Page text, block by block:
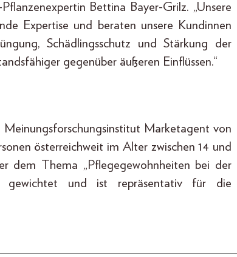
Bettina Bayer-Grilz. „Unsere
Expertise und beraten unsere Kundinnen
Schädlingsschutz und Stärkung der
gegenüber äußeren Einflüssen.“
Marketagent von
österreichweit im Alter zwischen 14 und
dem Thema „Pflegegewohnheiten bei der
gewichtet und ist repräsentativ für die